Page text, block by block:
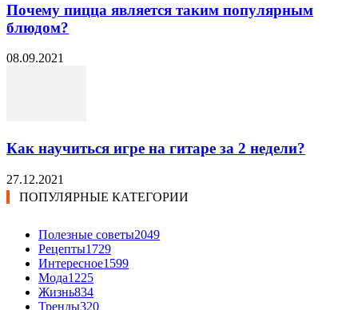
Почему пицца является таким популярным
блюдом?
08.09.2021
Как научиться игре на гитаре за 2 недели?
27.12.2021
ПОПУЛЯРНЫЕ КАТЕГОРИИ
Полезные советы2049
Рецепты1729
Интересное1599
Мода1225
Жизнь834
Тренды320